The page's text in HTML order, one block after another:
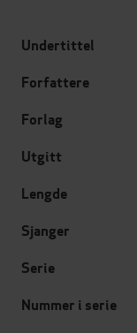
Undertittel
Forfattere
Forlag
Utgitt
Lengde
Sjanger
Serie
Nummer i serie